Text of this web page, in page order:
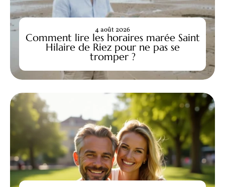
Comment lire les horaires marée Saint
Hilaire de Riez pour ne pas se
tromper ?
4 août 2026